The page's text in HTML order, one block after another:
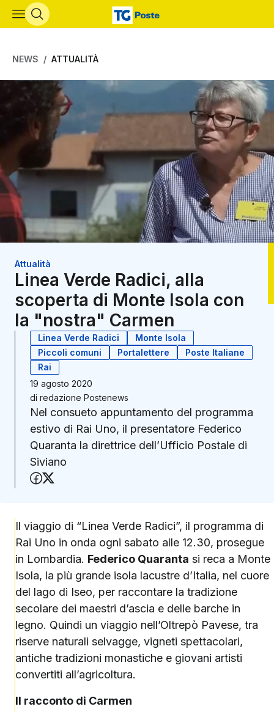
Vai al contenuto principale
NEWS ATTUALITÀ
Attualità
Linea Verde Radici, alla
scoperta di Monte Isola con
la "nostra" Carmen
Linea Verde Radici
Monte Isola
Piccoli comuni
Portalettere
Poste Italiane
Rai
19 agosto 2020
di redazione Postenews
Nel consueto appuntamento del programma
estivo di Rai Uno, il presentatore Federico
Quaranta la direttrice dell’Ufficio Postale di
Siviano
Condividi su Facebook
Il viaggio di “Linea Verde Radici”, il programma di
Rai Uno in onda ogni sabato alle 12.30, prosegue
in Lombardia. Federico Quaranta si reca a Monte
Isola, la più grande isola lacustre d’Italia, nel cuore
del lago di Iseo, per raccontare la tradizione
secolare dei maestri d’ascia e delle barche in
legno. Quindi un viaggio nell’Oltrepò Pavese, tra
riserve naturali selvagge, vigneti spettacolari,
antiche tradizioni monastiche e giovani artisti
convertiti all’agricoltura.
Il racconto di Carmen